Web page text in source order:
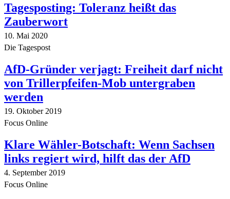
Tagesposting: Toleranz heißt das
Zauberwort
10. Mai 2020
Die Tagespost
AfD-Gründer verjagt: Freiheit darf nicht
von Trillerpfeifen-Mob untergraben
werden
19. Oktober 2019
Focus Online
Klare Wähler-Botschaft: Wenn Sachsen
links regiert wird, hilft das der AfD
4. September 2019
Focus Online